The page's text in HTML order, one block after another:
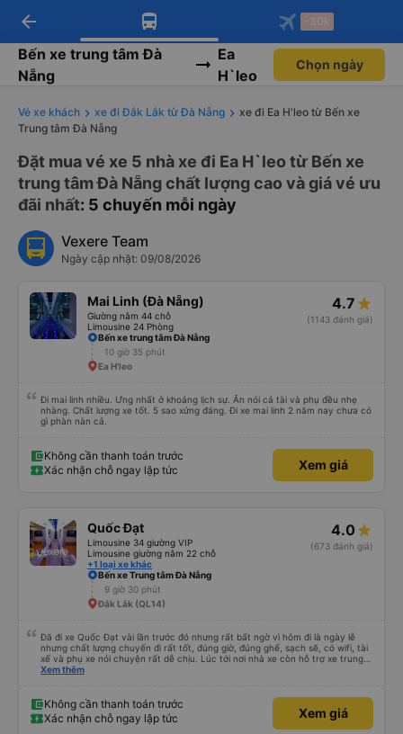
Tải app Vexere ngay!
Nhận ưu đãi thành viên độc
quyền
Mở app
Tải app Vexere
-30k/ghế khi đặt vé máy bay qua
app
Mở app
arrow_back -30k
Bến xe trung tâm Đà
Nẵng
Ea
H`leo
Chọn ngày
Vé xe khách xe đi Đắk Lắk từ Đà Nẵng
xe đi Ea H'leo từ Bến xe
Trung tâm Đà Nẵng
Đặt mua vé xe 5 nhà xe đi Ea H`leo từ Bến xe
trung tâm Đà Nẵng chất lượng cao và giá vé ưu
đãi nhất: 5 chuyến mỗi ngày
Vexere Team
Ngày cập nhật: 09/08/2026
Mai Linh (Đà Nẵng)
Giường nằm 44 chỗ
Limousine 24 Phòng
4.7
(1143 đánh giá)
Bến xe trung tâm Đà Nẵng
10 giờ 35 phút
Ea H'leo
Đi mai linh nhiều. Ưng nhất ở khoảng lịch sự. Ăn nói cả tài và phụ đều nhẹ
nhàng. Chất lượng xe tốt. 5 sao xứng đáng. Đi xe mai linh 2 năm nay chưa có
gì phàn nàn cả.
Không cần thanh toán trước
Xác nhận chỗ ngay lập tức
Xem giá
Quốc Đạt
Limousine 34 giường VIP
Limousine giường nằm 22 chỗ
+1 loại xe khác
4.0
(673 đánh giá)
Bến xe Trung tâm Đà Nẵng
9 giờ 30 phút
Đắk Lắk (QL14)
Đã đi xe Quốc Đạt vài lần trước đó nhưng rất bất ngờ vì hôm đi là ngày lễ
nhưng chất lượng chuyến đi rất tốt, đúng giờ, đúng ghế, sạch sẽ, có wifi, tài
xế và phụ xe nói chuyện rất dễ chịu. Lúc tới nơi nhà xe còn hỗ trợ xe trung
chuyển tới tận nhà. 10đ cho nhà xe, hy vọng nhà xe duy trì được chất lượng
Xem thêm
Không cần thanh toán trước
Xác nhận chỗ ngay lập tức
Xem giá